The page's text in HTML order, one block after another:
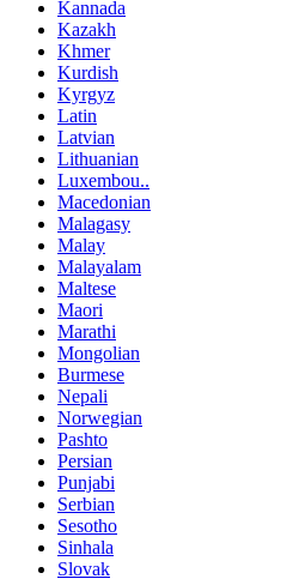
Kannada
Kazakh
Khmer
Kurdish
Kyrgyz
Latin
Latvian
Lithuanian
Luxembou..
Macedonian
Malagasy
Malay
Malayalam
Maltese
Maori
Marathi
Mongolian
Burmese
Nepali
Norwegian
Pashto
Persian
Punjabi
Serbian
Sesotho
Sinhala
Slovak